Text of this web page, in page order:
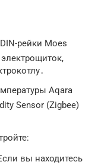
рейки Moes
Aqara
Sensor (Zigbee)
вы находитесь